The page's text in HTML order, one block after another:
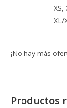
XS,
XL/
¡No hay más
Productos